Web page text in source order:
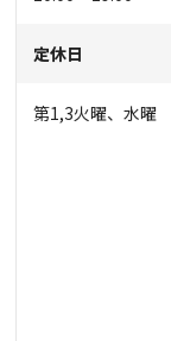
定休日
第1,3火曜、水曜